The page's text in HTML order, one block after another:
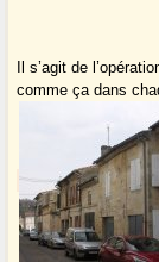
Il s’agit de
comme ça dans